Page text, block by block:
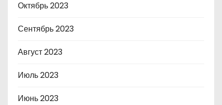
Октябрь 2023
Сентябрь 2023
Август 2023
Июль 2023
Июнь 2023